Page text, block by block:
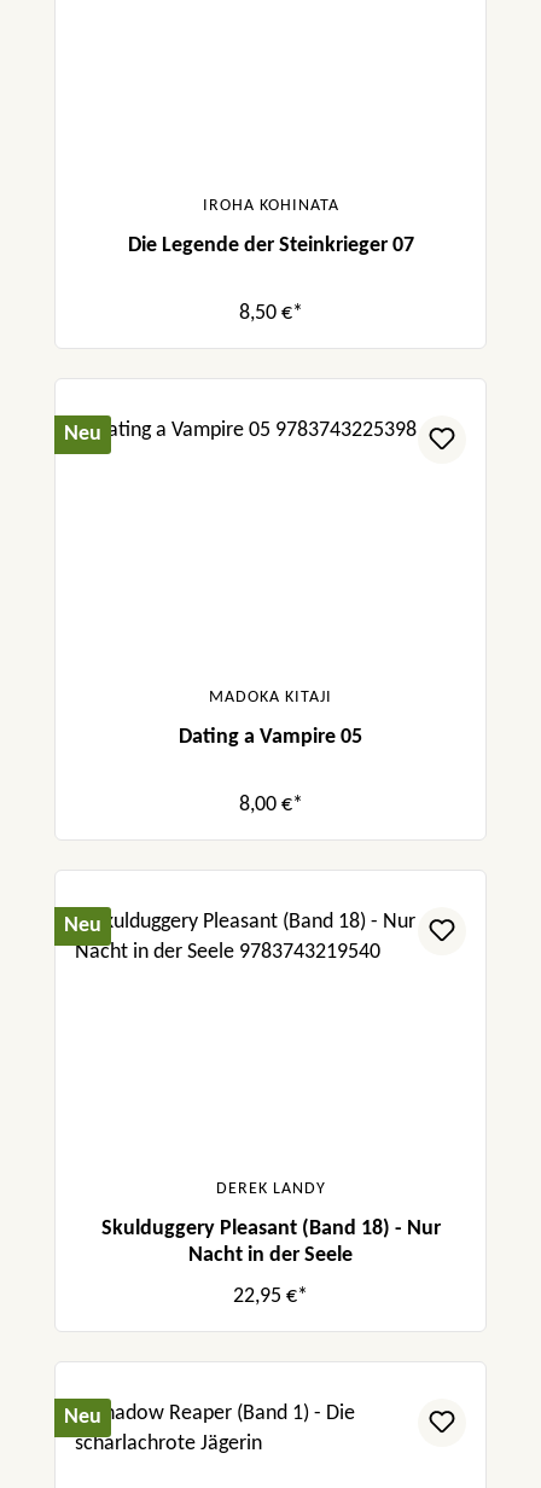
IROHA KOHINATA
Die Legende der Steinkrieger 07
8,50 €*
Neu
MADOKA KITAJI
Dating a Vampire 05
8,00 €*
Neu
DEREK LANDY
Skulduggery Pleasant (Band 18) - Nur
Nacht in der Seele
22,95 €*
Neu